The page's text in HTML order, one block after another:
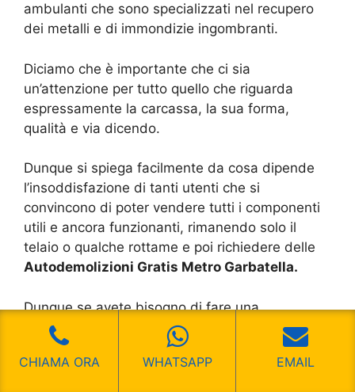
ambulanti che sono specializzati nel recupero
dei metalli e di immondizie ingombranti.
Diciamo che è importante che ci sia
un’attenzione per tutto quello che riguarda
espressamente la carcassa, la sua forma,
qualità e via dicendo.
Dunque si spiega facilmente da cosa dipende
l’insoddisfazione di tanti utenti che si
convincono di poter vendere tutti i componenti
utili e ancora funzionanti, rimanendo solo il
telaio o qualche rottame e poi richiedere delle
Autodemolizioni Gratis Metro Garbatella.
Dunque se avete bisogno di fare una
demolizione e rottamazione, prima di “mettere
mano” sul veicolo, chiedete se avete la
possibilità di usufruire di questo tipo di servizio
CHIAMA ORA WHATSAPP EMAIL